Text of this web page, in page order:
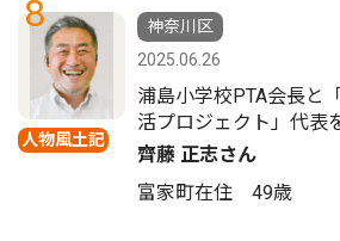
8
人物風土記
神奈川区
2025.06.26
浦島小学校PTA会長と
活プロジェクト」代表
齊藤 正志さん
富家町在住 49歳